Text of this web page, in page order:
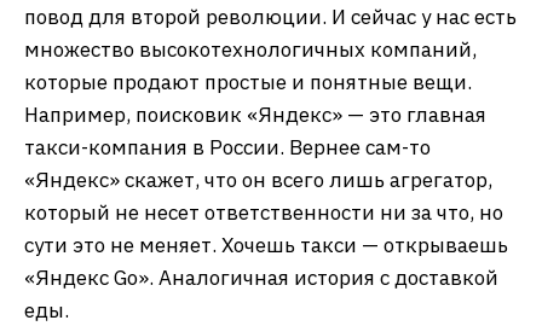
повод для второй революции. И сейчас у нас есть
множество высокотехнологичных компаний,
которые продают простые и понятные вещи.
Например, поисковик «Яндекс» — это главная
такси-компания в России. Вернее сам-то
«Яндекс» скажет, что он всего лишь агрегатор,
который не несет ответственности ни за что, но
сути это не меняет. Хочешь такси — открываешь
«Яндекс Go». Аналогичная история с доставкой
еды.